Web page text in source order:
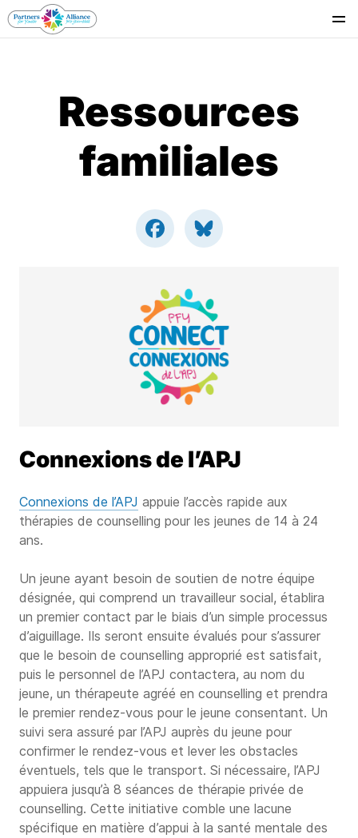
Ressources
familiales
Connexions de l’APJ
Connexions de l’APJ appuie l’accès rapide aux
thérapies de counselling pour les jeunes de 14 à 24
ans.
Un jeune ayant besoin de soutien de notre équipe
désignée, qui comprend un travailleur social, établira
un premier contact par le biais d’un simple processus
d’aiguillage. Ils seront ensuite évalués pour s’assurer
que le besoin de counselling approprié est satisfait,
puis le personnel de l’APJ contactera, au nom du
jeune, un thérapeute agréé en counselling et prendra
le premier rendez-vous pour le jeune consentant. Un
suivi sera assuré par l’APJ auprès du jeune pour
confirmer le rendez-vous et lever les obstacles
éventuels, tels que le transport. Si nécessaire, l’APJ
appuiera jusqu’à 8 séances de thérapie privée de
counselling. Cette initiative comble une lacune
spécifique en matière d’appui à la santé mentale des